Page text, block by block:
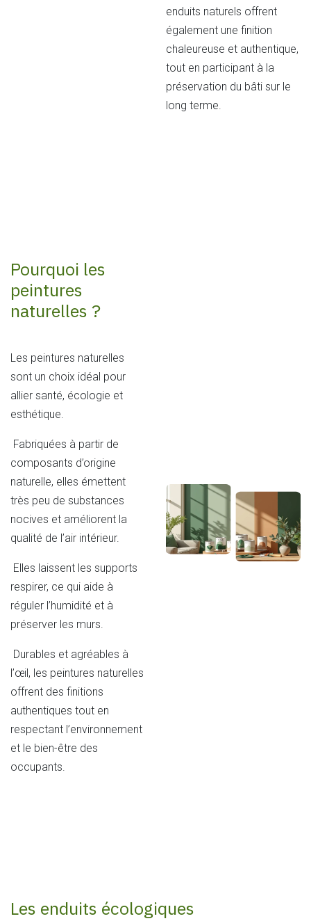
enduits naturels offrent
également une finition
chaleureuse et authentique,
tout en participant à la
préservation du bâti sur le
long terme.
Pourquoi les
peintures
naturelles ?
Les peintures naturelles
sont un choix idéal pour
allier santé, écologie et
esthétique.
Fabriquées à partir de
composants d’origine
naturelle, elles émettent
très peu de substances
nocives et améliorent la
qualité de l’air intérieur.
Elles laissent les supports
respirer, ce qui aide à
réguler l’humidité et à
préserver les murs.
Durables et agréables à
l’œil, les peintures naturelles
offrent des finitions
authentiques tout en
respectant l’environnement
et le bien-être des
occupants.
Les enduits écologiques